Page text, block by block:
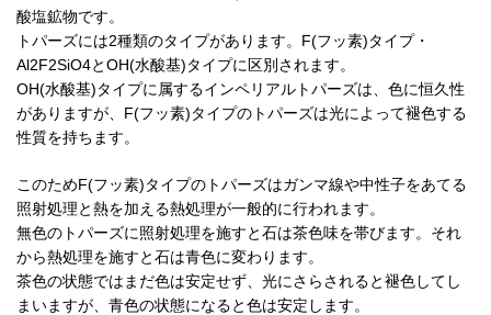
酸塩鉱物です。
トパーズには2種類のタイプがあります。F(フッ素)タイプ・
Al2F2SiO4とOH(水酸基)タイプに区別されます。
OH(水酸基)タイプに属するインペリアルトパーズは、色に恒久性
がありますが、F(フッ素)タイプのトパーズは光によって褪色する
性質を持ちます。
このためF(フッ素)タイプのトパーズはガンマ線や中性子をあてる
照射処理と熱を加える熱処理が一般的に行われます。
無色のトパーズに照射処理を施すと石は茶色味を帯びます。それ
から熱処理を施すと石は青色に変わります。
茶色の状態ではまだ色は安定せず、光にさらされると褪色してし
まいますが、青色の状態になると色は安定します。